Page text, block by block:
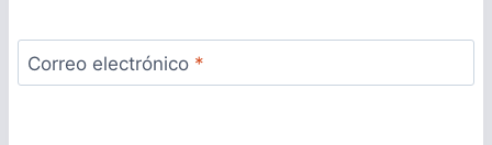
Correo electrónico *